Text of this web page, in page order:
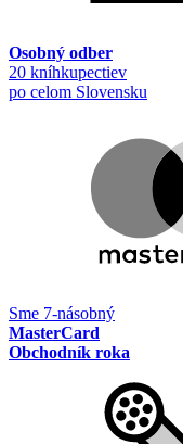
Osobný odber
20 kníhkupectiev
po celom Slovensku
Sme 7-násobný
MasterCard
Obchodník roka